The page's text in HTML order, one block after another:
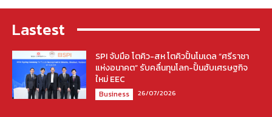
Lastest
SPI จับมือ โตคิว-สห โตคิวปั้นโมเดล “ศรีราชา
แห่งอนาคต” รับคลื่นทุนโลก-ปั้นฮับเศรษฐกิจ
ใหม่ EEC
Business 26/07/2026